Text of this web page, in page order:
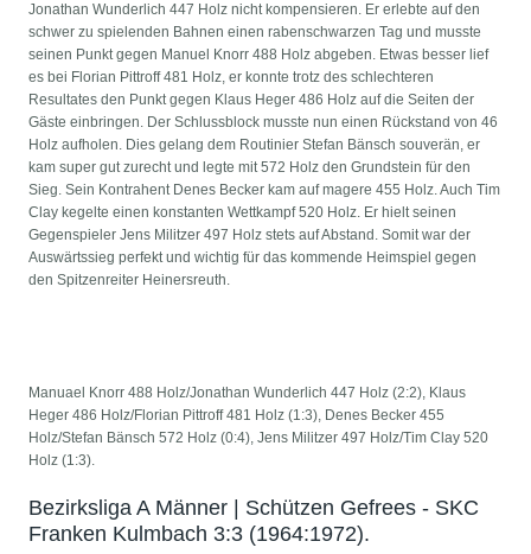
Jonathan Wunderlich 447 Holz nicht kompensieren. Er erlebte auf den
schwer zu spielenden Bahnen einen rabenschwarzen Tag und musste
seinen Punkt gegen Manuel Knorr 488 Holz abgeben. Etwas besser lief
es bei Florian Pittroff 481 Holz, er konnte trotz des schlechteren
Resultates den Punkt gegen Klaus Heger 486 Holz auf die Seiten der
Gäste einbringen. Der Schlussblock musste nun einen Rückstand von 46
Holz aufholen. Dies gelang dem Routinier Stefan Bänsch souverän, er
kam super gut zurecht und legte mit 572 Holz den Grundstein für den
Sieg. Sein Kontrahent Denes Becker kam auf magere 455 Holz. Auch Tim
Clay kegelte einen konstanten Wettkampf 520 Holz. Er hielt seinen
Gegenspieler Jens Militzer 497 Holz stets auf Abstand. Somit war der
Auswärtssieg perfekt und wichtig für das kommende Heimspiel gegen
den Spitzenreiter Heinersreuth.
Manuael Knorr 488 Holz/Jonathan Wunderlich 447 Holz (2:2), Klaus
Heger 486 Holz/Florian Pittroff 481 Holz (1:3), Denes Becker 455
Holz/Stefan Bänsch 572 Holz (0:4), Jens Militzer 497 Holz/Tim Clay 520
Holz (1:3).
Bezirksliga A Männer | Schützen Gefrees - SKC
Franken Kulmbach 3:3 (1964:1972).